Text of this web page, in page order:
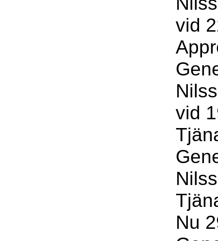
vid
vid
Nu